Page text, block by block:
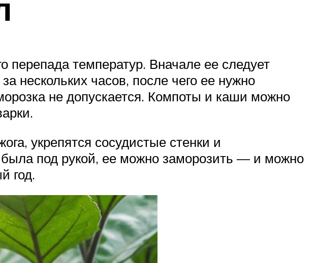
перепада температур. Вначале ее следует
нескольких часов, после чего ее нужно
не допускается. Компоты и каши можно
укрепятся сосудистые стенки и
была под рукой, ее можно заморозить — и можно
год.